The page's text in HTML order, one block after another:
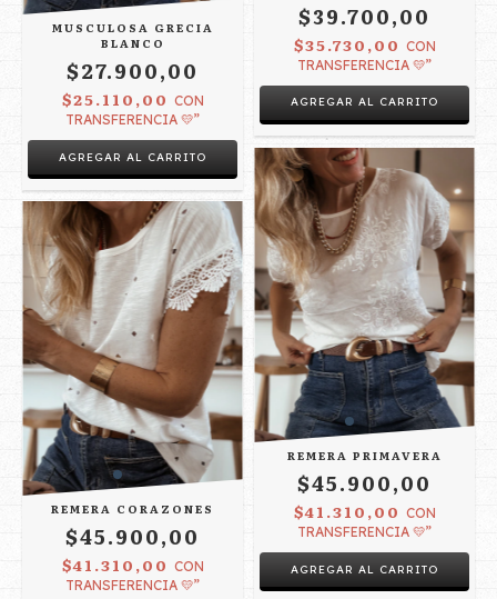
MUSCULOSA GRECIA
BLANCO
$27.900,00
$25.110,00 CON
TRANSFERENCIA 💛”
$39.700,00
$35.730,00 CON
TRANSFERENCIA 💛”
AGREGAR AL CARRITO
REMERA CORAZONES
$45.900,00
$41.310,00 CON
TRANSFERENCIA 💛”
REMERA PRIMAVERA
$45.900,00
$41.310,00 CON
TRANSFERENCIA 💛”